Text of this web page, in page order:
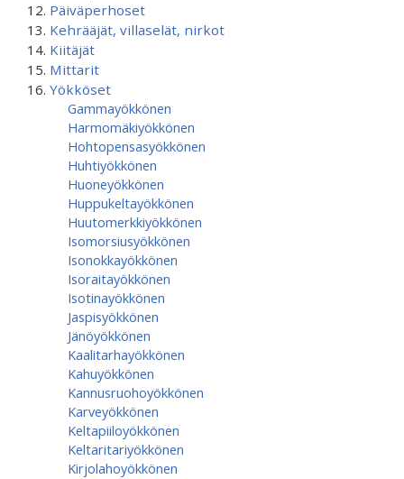
Päiväperhoset
Kehrääjät, villaselät, nirkot
Kiitäjät
Mittarit
Yökköset
Gammayökkönen
Harmomäkiyökkönen
Hohtopensasyökkönen
Huhtiyökkönen
Huoneyökkönen
Huppukeltayökkönen
Huutomerkkiyökkönen
Isomorsiusyökkönen
Isonokkayökkönen
Isoraitayökkönen
Isotinayökkönen
Jaspisyökkönen
Jänöyökkönen
Kaalitarhayökkönen
Kahuyökkönen
Kannusruohoyökkönen
Karveyökkönen
Keltapiiloyökkönen
Keltaritariyökkönen
Kirjolahoyökkönen